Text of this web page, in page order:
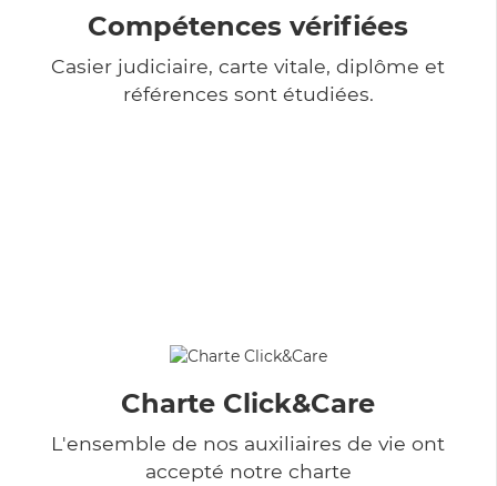
Compétences vérifiées
Casier judiciaire, carte vitale, diplôme et
références sont étudiées.
Charte Click&Care
L'ensemble de nos auxiliaires de vie ont
accepté notre charte